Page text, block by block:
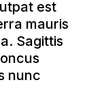
est
mauris
Sagittis
nunc